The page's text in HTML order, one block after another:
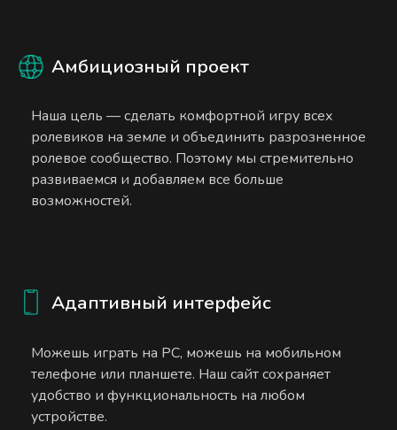
Амбициозный проект
Наша цель — сделать комфортной игру всех
ролевиков на земле и объединить разрозненное
ролевое сообщество. Поэтому мы стремительно
развиваемся и добавляем все больше
возможностей.
Адаптивный интерфейс
Можешь играть на PC, можешь на мобильном
телефоне или планшете. Наш сайт сохраняет
удобство и функциональность на любом
устройстве.